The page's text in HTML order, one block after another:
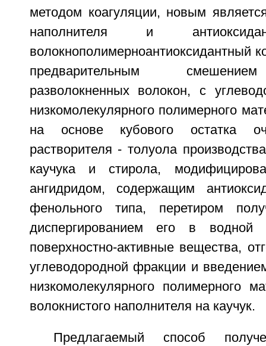
методом коагуляции, новым
наполнителя и
волокнополимерноантиоксидантный
предварительным
разволокненных волокон, с
низкомолекулярного полимерного
на основе кубового остатка
растворителя - толуола
каучука и стирола,
ангидридом, содержащим
фенольного типа, перетиром
диспергированием его в
поверхностно-активные вещества,
углеводородной фракции и
низкомолекулярного полимерного
волокнистого наполнителя на каучук.
Предлагаемый способ